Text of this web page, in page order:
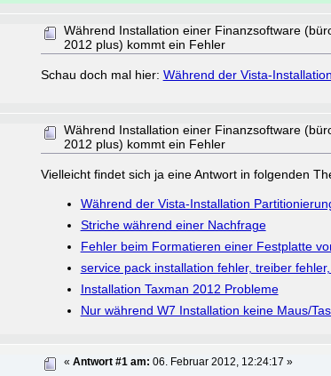
Während Installation einer Finanzsoftware
2012 plus) kommt ein Fehler
Schau doch mal hier: Während der Vista-
Während Installation einer Finanzsoftware
2012 plus) kommt ein Fehler
Vielleicht findet sich ja eine Antwort in folgenden
Während der Vista-Installation
Striche während einer Nachfrage
Fehler beim Formatieren einer Festplatte
service pack installation fehler, treiber
Installation Taxman 2012 Probleme
Nur während W7 Installation keine Maus/
«Antwort #1 am: 06. Februar 2012, 12:24:17 »